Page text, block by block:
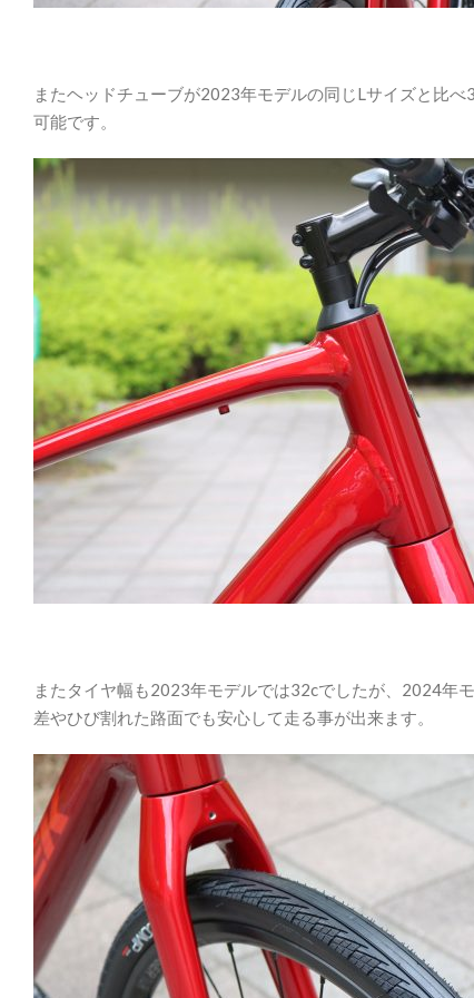
またヘッドチューブが2023年モデルの同じLサイズと比
可能です。
またタイヤ幅も2023年モデルでは32cでしたが、2024年
差やひび割れた路面でも安心して走る事が出来ます。